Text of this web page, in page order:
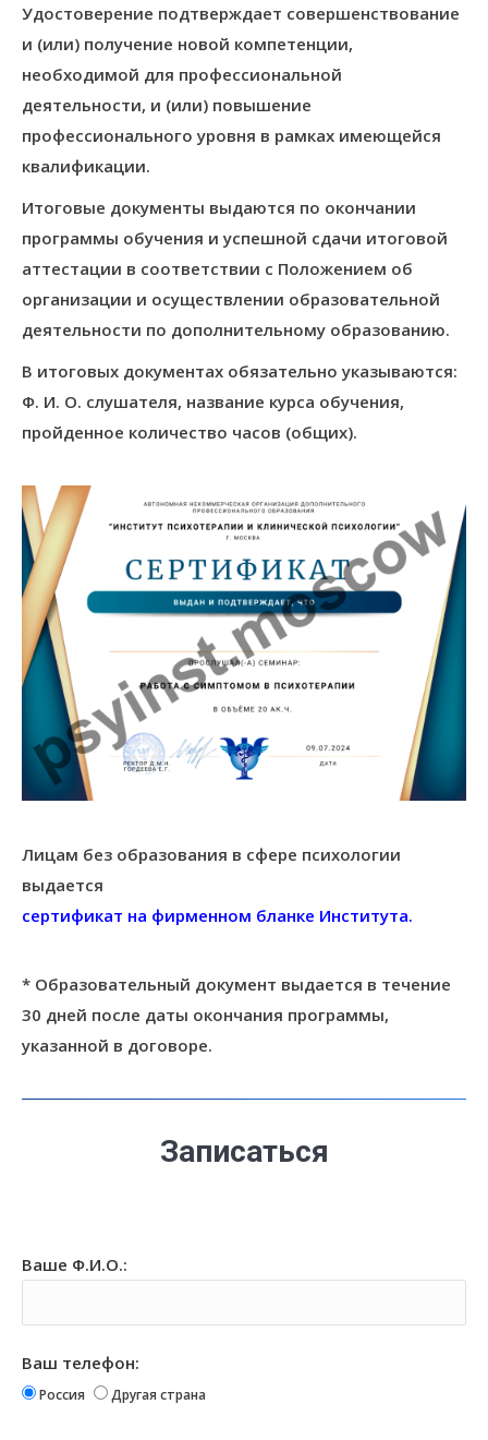
Удостоверение подтверждает совершенствование
и (или) получение новой компетенции,
необходимой для профессиональной
деятельности, и (или) повышение
профессионального уровня в рамках имеющейся
квалификации.
Итоговые документы выдаются по окончании
программы обучения и успешной сдачи итоговой
аттестации в соответствии с Положением об
организации и осуществлении образовательной
деятельности по дополнительному образованию.
В итоговых документах обязательно указываются:
Ф. И. О. слушателя, название курса обучения,
пройденное количество часов (общих).
Лицам без образования в сфере психологии
выдается
сертификат на фирменном бланке Института.
* Образовательный документ выдается в течение
30 дней после даты окончания программы,
указанной в договоре.
Записаться
Ваше Ф.И.О.:
Ваш телефон:
Россия Другая страна